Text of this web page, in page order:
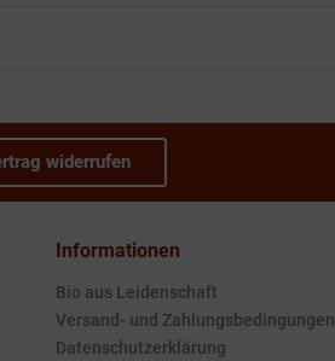
widerrufen
Informationen
Bio aus Leidenschaft
Versand- und Zahlungsbedingungen
Datenschutzerklärung